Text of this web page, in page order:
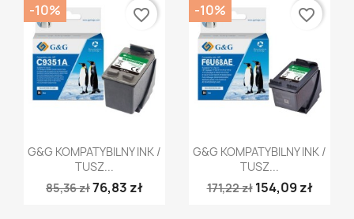
Szybki podgląd
G&G KOMPATYBILNY INK /
TUSZ...
85,36 zł76,83 zł
-10% favorite_border
Szybki podgląd
G&G KOMPATYBILNY INK /
TUSZ...
171,22 zł 154,09 zł
-10% favorite_border